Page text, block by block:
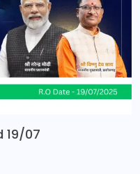
19/07